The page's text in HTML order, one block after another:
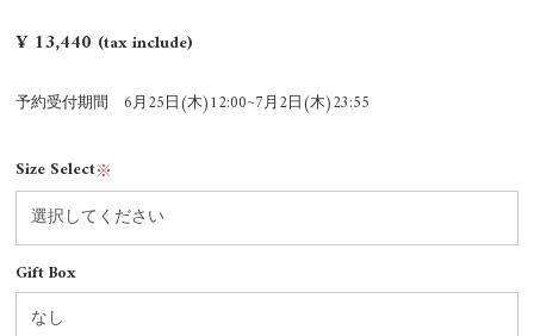
¥ 13,440 (tax include)
予約受付期間 6月25日(木)12:00~7月2日(木)23:55
Size Select※
Gift Box